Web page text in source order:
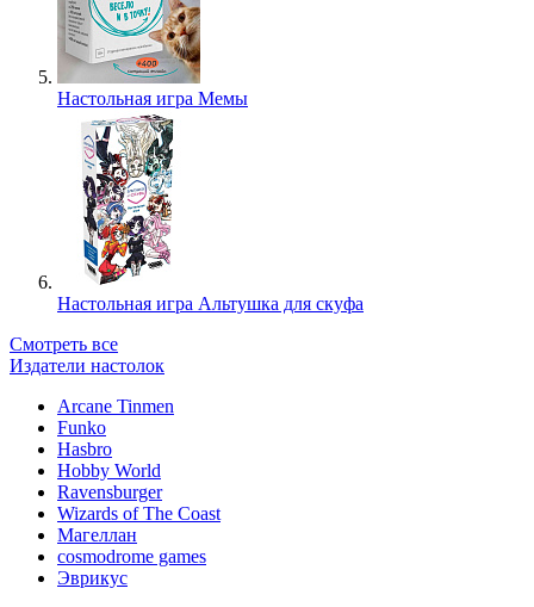
Настольная игра Мемы
Настольная игра Альтушка для скуфа
Смотреть все
Издатели настолок
Arcane Tinmen
Funko
Hasbro
Hobby World
Ravensburger
Wizards of The Coast
Магеллан
сosmodrome games
Эврикус